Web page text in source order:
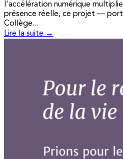
l'accélération numérique
présence réelle, ce projet —
Collège...
Lire la suite →